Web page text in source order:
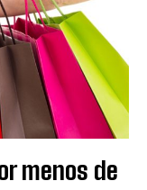
menos de